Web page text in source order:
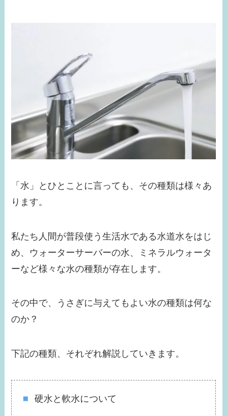
「水」とひとことに言っても、その種類は様々あ
ります。
私たち人間が普段使う生活水である水道水をはじ
め、ウォーターサーバーの水、ミネラルウォータ
ーなど様々な水の種類が存在します。
その中で、うさぎに与えてもよい水の種類は何な
のか？
下記の種類、それぞれ解説していきます。
硬水と軟水について